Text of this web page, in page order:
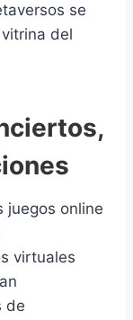
se
del
juegos online
virtuales
de